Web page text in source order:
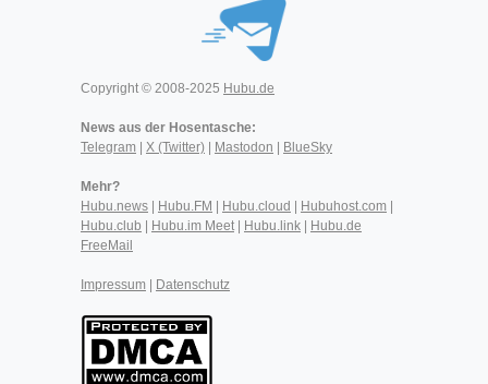
Copyright © 2008-2025 Hubu.de
News aus der Hosentasche:
Telegram
X (Twitter) Mastodon BlueSky
Mehr?
Hubu.news
Hubu.FM Hubu.cloud Hubuhost.com
Hubu.club
Hubu.im Meet| Hubu.link
Hubu.de
FreeMail
Impressum Datenschutz